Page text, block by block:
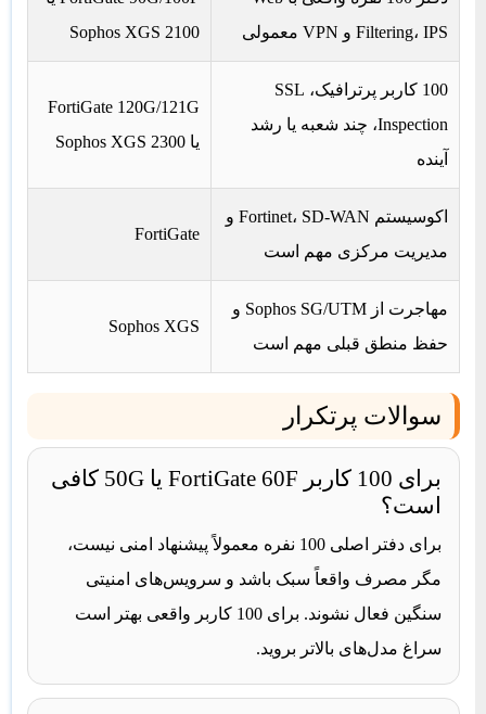
Filtering، IPS و VPN معمولی
Sophos XGS 2100
100 کاربر پرترافیک، SSL
Inspection، چند شعبه یا رشد
آینده
FortiGate 120G/121G
یا Sophos XGS 2300
اکوسیستم Fortinet، SD-WAN و
مدیریت مرکزی مهم است
FortiGate
مهاجرت از Sophos SG/UTM و
حفظ منطق قبلی مهم است
Sophos XGS
سوالات پرتکرار
برای 100 کاربر FortiGate 60F یا 50G کافی
است؟
برای دفتر اصلی 100 نفره معمولاً پیشنهاد امنی نیست،
مگر مصرف واقعاً سبک باشد و سرویس‌های امنیتی
سنگین فعال نشوند. برای 100 کاربر واقعی بهتر است
سراغ مدل‌های بالاتر بروید.